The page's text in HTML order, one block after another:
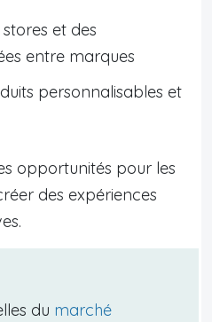
et des
entre marques
personnalisables et
opportunités pour les
des expériences
du marché